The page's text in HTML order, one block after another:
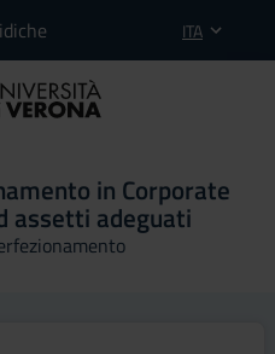
ITA
in Corporate
assetti adeguati